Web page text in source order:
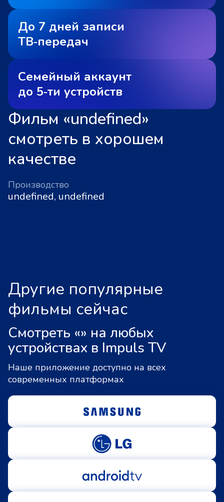
До 7 дней записи
ТВ‑передач
Семейный аккаунт
до 5‑ти устройств
Фильм «undefined»
смотреть в хорошем
качестве
Производство
undefined, undefined
Другие популярные
фильмы сейчас
Смотреть «» на любых
устройствах в Impuls TV
Наше приложение доступно на всех
современных платформах